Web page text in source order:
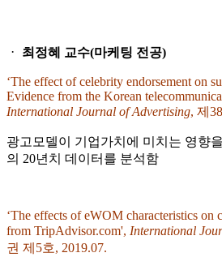
ᆞ 최정혜 교수(마케팅 전공)
‘The effect of celebrity endorsement on
Evidence from the Korean
International Journal of Advertising, 제
광고모델이 기업가치에 미치는 영향
의 20년치 데이터를 분석함
‘The effects of eWOM characteristics on
from TripAdvisor.com', International
권 제5호, 2019.07.